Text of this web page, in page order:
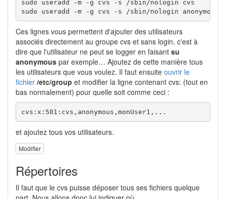
sudo useradd -m -g cvs -s /sbin/nologin cvs
sudo useradd -m -g cvs -s /sbin/nologin anonymous
Ces lignes vous permettent d'ajouter des utilisateurs
associés directement au groupe cvs et sans login, c'est à
dire que l'utilisateur ne peut se logger en faisant su
anonymous par exemple… Ajoutez de cette manière tous
les utilisateurs que vous voulez. Il faut ensuite ouvrir le
fichier /etc/group et modifier la ligne contenant cvs: (tout en
bas normalement) pour quelle soit comme ceci :
cvs:x:501:cvs,anonymous,monUser1,...
et ajoutez tous vos utilisateurs.
Modifier
Répertoires
Il faut que le cvs puisse déposer tous ses fichiers quelque